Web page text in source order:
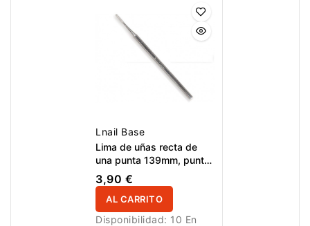
y corregir el borde libre,
curva de 16,5mm ayuda
práctica para manicura
profesional, pedicura,
preparación de uñas y
corrección detallada.
12,5mm. Los extremos
curvos son ideales para
perfeccionar laterales,
corregir esquinas y
trabajar zonas
estrechas o difíciles de
para manicura
profesional, pedicura,
corrección detallada.
Lnail Base
Lima de uñas recta de
una punta 139mm, punta
limadora 13mm
3,90 €
AL CARRITO
Disponibilidad: 10 En